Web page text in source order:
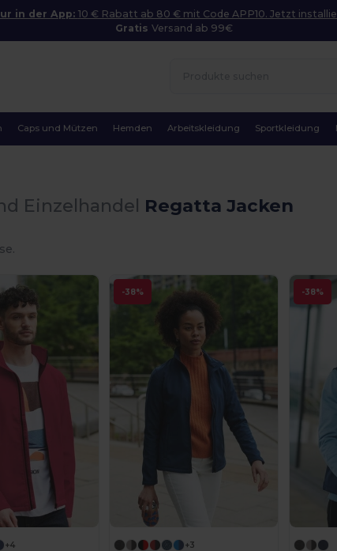
in der App: 10 € Rabatt ab 80 € mit Code APP10. Jetzt
Gratis Versand ab 99€
Caps und Mützen Hemden Arbeitskleidung Sportkleidung
Einzelhandel Regatta Jacken
+4
-38%
+3
-38%